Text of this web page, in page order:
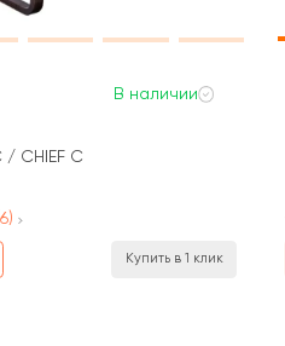
В наличии
CHIEF C
Купить в 1 клик